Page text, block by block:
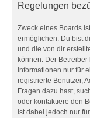
Regelungen
Zweck eines Boards
ermöglichen. Du bist
und die von dir
können. Der
Informationen nur für
registrierte Benutzer,
Fragen dazu hast,
oder kontaktiere den
ist dabei jedoch nur